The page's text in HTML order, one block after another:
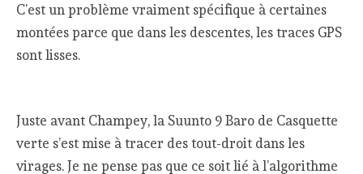
C’est un problème vraiment spécifique à certaines
montées parce que dans les descentes, les traces GPS
sont lisses.
Juste avant Champey, la Suunto 9 Baro de Casquette
verte s’est mise à tracer des tout-droit dans les
virages. Je ne pense pas que ce soit lié à l’algorithme